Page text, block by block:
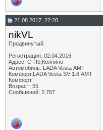
21.08.2017, 22:20
nikVL
Продвинутый
Регистрация: 02.04.2016
Адрес: С-Пб,Колпино
Автомобиль: LADA Vesta АМТ
Комфорт,LADA Vesta SV 1.6 АМТ
Комфорт
Возраст: 55
Сообщений: 2,787